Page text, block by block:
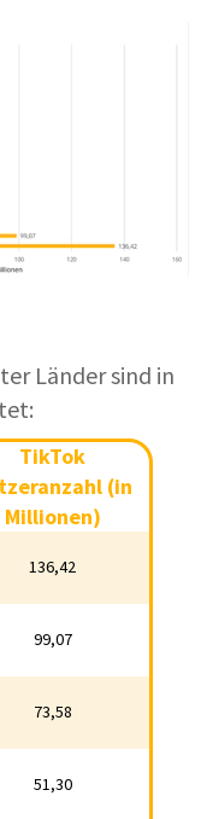
Länder sind in
TikTok
(in
Millionen)
TikTok
(in
Millionen)
136,42
99,07
73,58
51,30